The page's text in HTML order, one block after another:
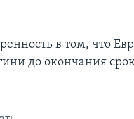
в том, что
до окончания